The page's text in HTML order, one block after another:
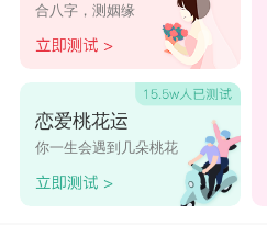
合八字，测姻缘
恋爱桃花运
你一生会遇到几朵桃花